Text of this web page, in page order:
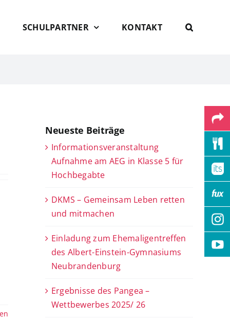
SCHULPARTNER KONTAKT
Neueste Beiträge
Informationsveranstaltung
Aufnahme am AEG in Klasse 5 für
Hochbegabte
DKMS – Gemeinsam Leben retten
und mitmachen
Einladung zum Ehemaligentreffen
des Albert-Einstein-Gymnasiums
Neubrandenburg
Ergebnisse des Pangea –
Wettbewerbes 2025/ 26